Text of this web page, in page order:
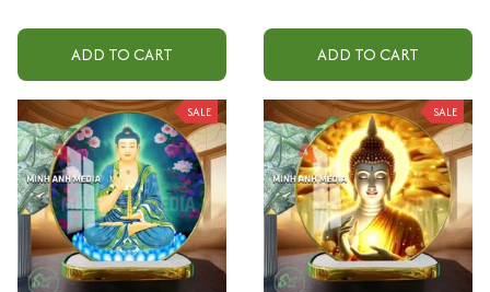
ADD TO CART ADD TO CART
SALE SALE